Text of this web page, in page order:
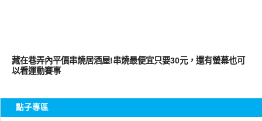
藏在巷弄內平價串燒居酒屋!串燒最便宜只要30元，還有螢幕也可
以看運動賽事
點子專區